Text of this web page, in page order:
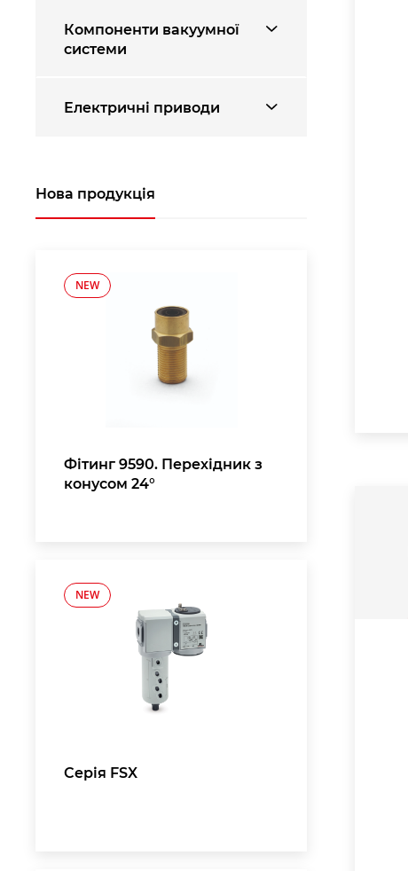
Компоненти вакуумної
системи
Електричні приводи
Нова продукція
NEW
Фітинг 9590. Перехідник з
конусом 24°
NEW
Серія FSX